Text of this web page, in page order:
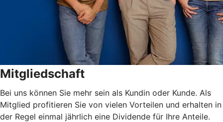
Mitgliedschaft
Bei uns können Sie mehr sein als Kundin oder Kunde. Als
Mitglied profitieren Sie von vielen Vorteilen und erhalten in
der Regel einmal jährlich eine Dividende für Ihre Anteile.